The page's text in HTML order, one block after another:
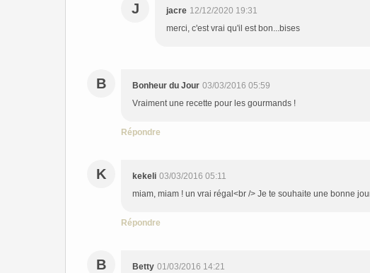
J jacre 12/12/2020 19:31
merci, c'est vrai qu'il est bon...bises
B Bonheur du Jour 03/03/2016 05:59
Vraiment une recette pour les gourmands !
Répondre
K kekeli 03/03/2016 05:11
miam, miam ! un vrai régal<br /> Je te souhaite une bonne
Répondre
B Betty 01/03/2016 14:21